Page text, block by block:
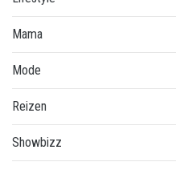
Mama
Mode
Reizen
Showbizz